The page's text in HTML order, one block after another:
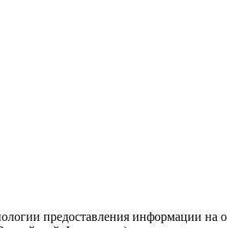
предоставления информации на